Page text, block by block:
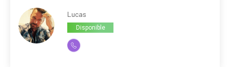
Lucas
Disponible